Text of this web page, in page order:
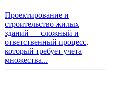
Проектирование и
строительство жилых
зданий — сложный и
ответственный процесс,
который требует учета
множества...